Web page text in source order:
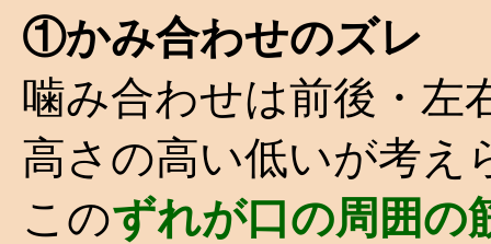
①かみ合わせのズレ
噛み合わせは前後・左
高さの高い低いが考え
このずれが口の周囲の